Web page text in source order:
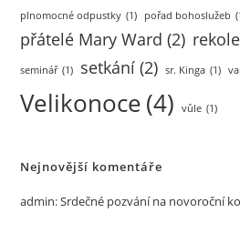
plnomocné odpustky (1) pořad bohoslužeb
přátelé Mary Ward (2)
seminář (1) setkání (2) sr. Kinga (1)
Velikonoce(4) vůle (1)
Nejnovější komentáře
admin:Srdečné pozvání na novoroční